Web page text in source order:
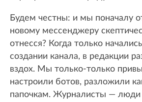
Будем честны: и мы поначалу
новому мессенджеру
отнесся? Когда только
создании канала, в редакции
вздох. Мы только-только
настроили ботов, разложили
папочкам. Журналисты — люди